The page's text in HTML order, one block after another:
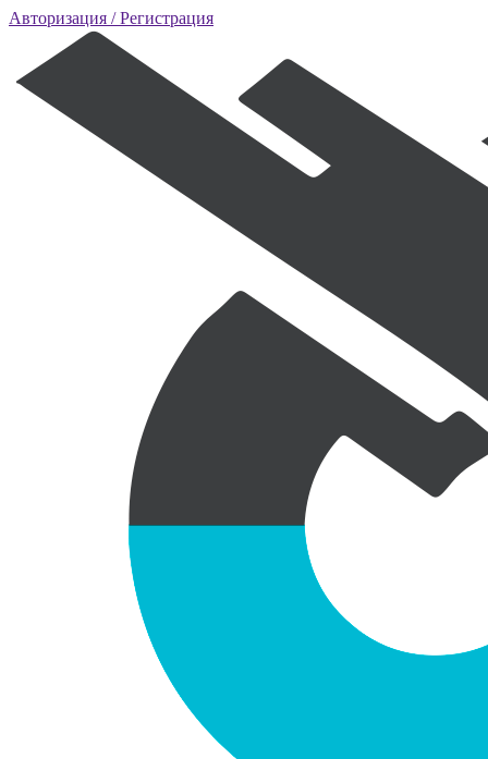
Авторизация / Регистрация